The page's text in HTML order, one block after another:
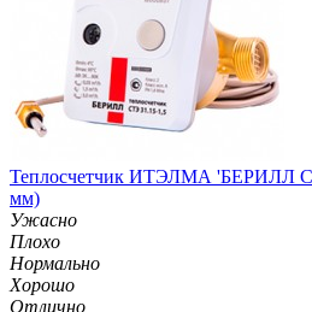
Теплосчетчик ИТЭЛМА 'БЕРИЛЛ
мм)
Ужасно
Плохо
Нормально
Хорошо
Отлично